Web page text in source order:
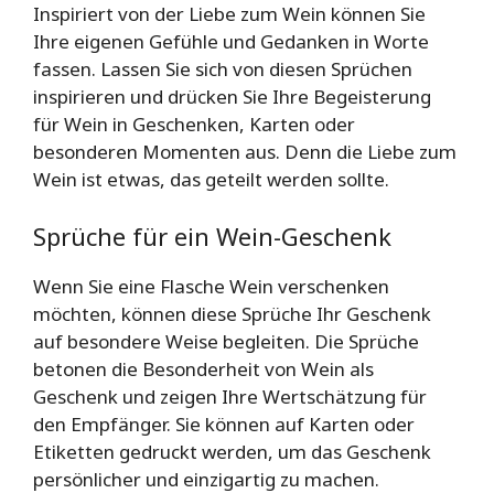
Inspiriert von der Liebe zum Wein können Sie
Ihre eigenen Gefühle und Gedanken in Worte
fassen. Lassen Sie sich von diesen Sprüchen
inspirieren und drücken Sie Ihre Begeisterung
für Wein in Geschenken, Karten oder
besonderen Momenten aus. Denn die Liebe zum
Wein ist etwas, das geteilt werden sollte.
Sprüche für ein Wein-Geschenk
Wenn Sie eine Flasche Wein verschenken
möchten, können diese Sprüche Ihr Geschenk
auf besondere Weise begleiten. Die Sprüche
betonen die Besonderheit von Wein als
Geschenk und zeigen Ihre Wertschätzung für
den Empfänger. Sie können auf Karten oder
Etiketten gedruckt werden, um das Geschenk
persönlicher und einzigartig zu machen.